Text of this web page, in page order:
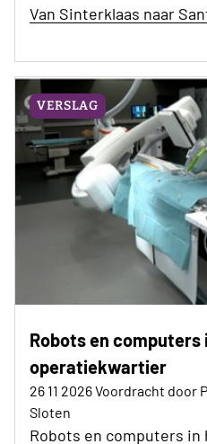
Van Sinterklaas naar
VERSLAG
Robots en computers
operatiekwartier
26 11 2026 Voordracht door
Sloten
Robots en computers in